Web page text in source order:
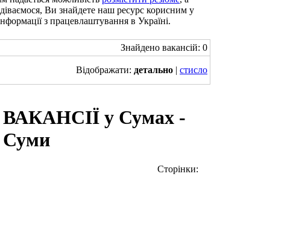
Ви знайдете наш ресурс корисним у
з працевлаштування в Україні.
Знайдено вакансій: 0
Відображати: детально | стисло
у Сумах -
Суми
Сторінки: